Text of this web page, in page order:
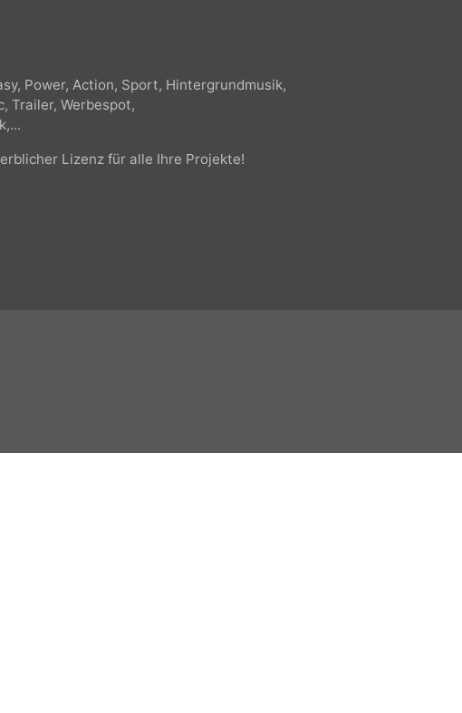
Power, Action, Sport, Hintergrundmusik,
Trailer, Werbespot,
Lizenz für alle Ihre Projekte!